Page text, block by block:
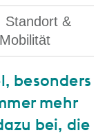
Standort &
besonders
mehr
bei, die